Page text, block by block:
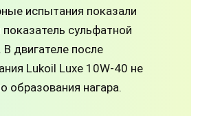
испытания показали
сульфатной
В двигателе после
Lukoil Luxe 10W-40 не
образования нагара.